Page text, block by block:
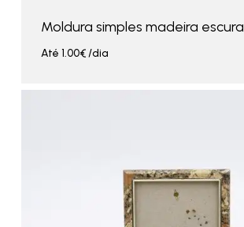
Moldura simples madeira escura
Até 1.00€/dia